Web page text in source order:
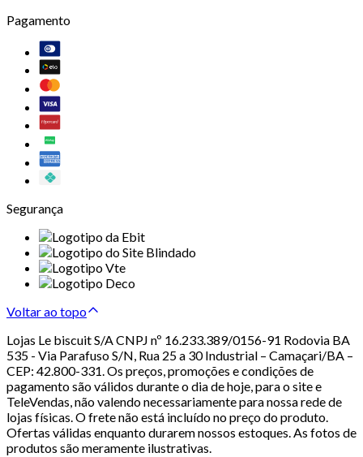
Pagamento
Segurança
Voltar ao topo
Lojas Le biscuit S/A CNPJ nº 16.233.389/0156-91 Rodovia BA
535 - Via Parafuso S/N, Rua 25 a 30 Industrial – Camaçari/BA –
CEP: 42.800-331. Os preços, promoções e condições de
pagamento são válidos durante o dia de hoje, para o site e
TeleVendas, não valendo necessariamente para nossa rede de
lojas físicas. O frete não está incluído no preço do produto.
Ofertas válidas enquanto durarem nossos estoques. As fotos de
produtos são meramente ilustrativas.